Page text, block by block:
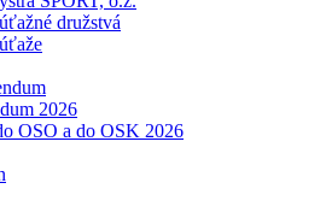
družstvá
2026
OSO a do OSK 2026